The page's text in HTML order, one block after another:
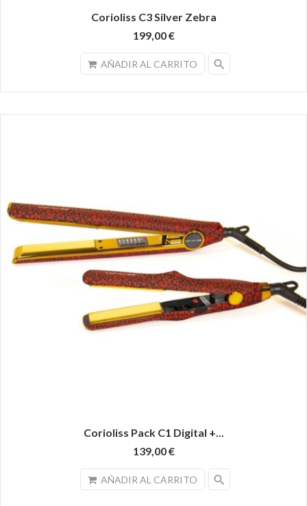
Corioliss C3 Silver Zebra
199,00 €
AÑADIR AL CARRITO search
Corioliss Pack C1 Digital +...
139,00 €
AÑADIR AL CARRITO search